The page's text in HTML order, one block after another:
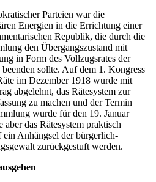
Parteien war die
Energien in die Errichtung einer
Republik, die durch die
den Übergangszustand mit
in Form des Vollzugsrates der
sollte. Auf dem 1. Kongress
im Dezember 1918 wurde mit
abgelehnt, das Rätesystem zur
zu machen und der Termin
wurde für den 19. Januar
das Rätesystem praktisch
Anhängsel der bürgerlich-
zurückgestuft werden.